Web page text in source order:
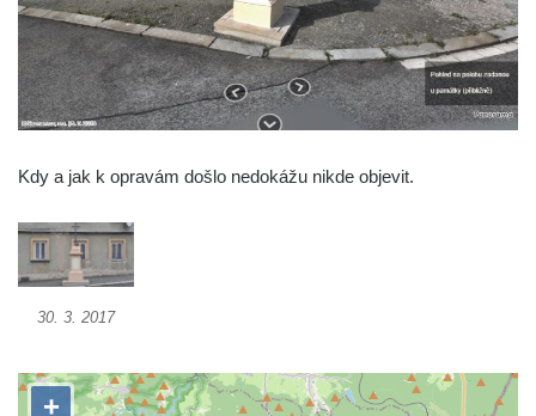
Boží muka svatého Floriána v Mezné
Neugebauerův kříž východně od Sloupu v
Čechách
Kříž u kostela Zvěstování Panny Marie v
Údajný kříž před kostelem svatých Petra a
Pavla v Jeníkově
Kříž na návsi v Jeníkově
Kříž na rozcestí u domu čp. 123 v
Kdy a jak k opravám došlo nedokážu nikde objevit.
30. 3. 2017